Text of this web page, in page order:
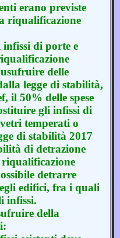
erano previste
riqualificazione
di porte e
delle
legge di stabilità,
il 50% delle spese
gli infissi di
temperati o
di stabilità 2017
di detrazione
detrarre
edifici, fra i quali
infissi.
della